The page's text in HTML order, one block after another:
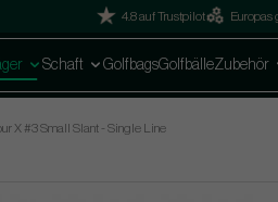
4.8 auf Trustpilot Europas
Schaft GolfbagsGolfbälleZubehör
X #3 Small Slant - Single Line